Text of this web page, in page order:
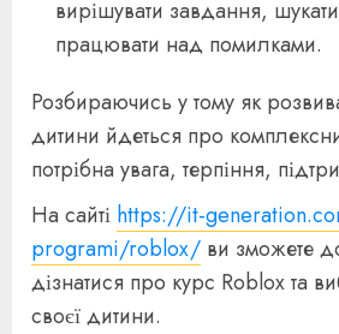
вирішувати завдання,
працювати над помилками.
Розбираючись у тому як
дитини йдеться про
потрібна увага, терпіння,
На сайті https://it-
programi/roblox/ ви зможете
дізнатися про курс Roblox та
своєї дитини.